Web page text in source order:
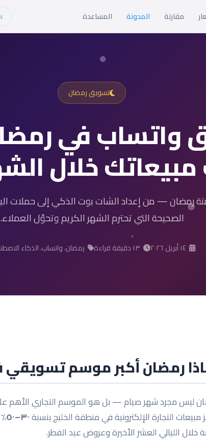
مقارنة المدونة المساعدة
تسويق رمضان
واتساب في
خلال
رمضان — من إعداد الشات بوت الذكي إلى حملات
الصحيحة التي تحترم الشهر الكريم وتحوّل العملاء.
١٤ أبريل ٢٠٢٦ ١٣ دقيقة قراءة رمضان، واتساب، الذكاء
رمضان أكبر موسم
ليس مجرد شهر صيام — بل هو الموسم التجاري الأهم
مبيعات التجارة الإلكترونية في منطقة الخليج بنسبة٣٠–٥٠٪ خلال رمضان
خلال الليالي العشر الأخيرة وعروض عيد الفطر.